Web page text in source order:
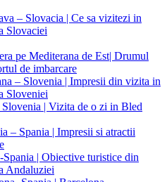
– Slovacia | Ce sa vizitezi in
Slovaciei
pe Mediterana de Est| Drumul
de imbarcare
– Slovenia | Impresii din vizita in
Sloveniei
| Vizita de o zi in Bled
– Spania | Impresii si atractii
Spania | Obiective turistice din
Andaluziei